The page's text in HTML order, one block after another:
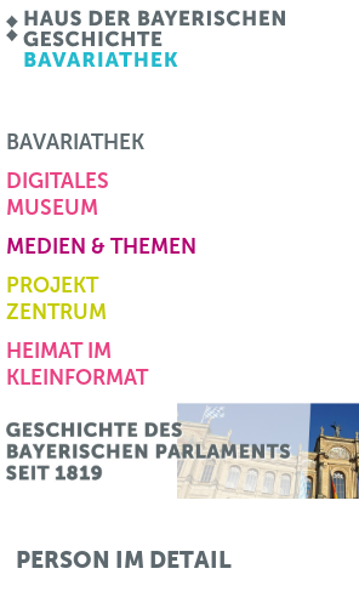
BAVARIATHEK
DIGITALES
MUSEUM
MEDIEN & THEMEN
PROJEKT
ZENTRUM
HEIMAT IM
KLEINFORMAT
PERSON IM DETAIL